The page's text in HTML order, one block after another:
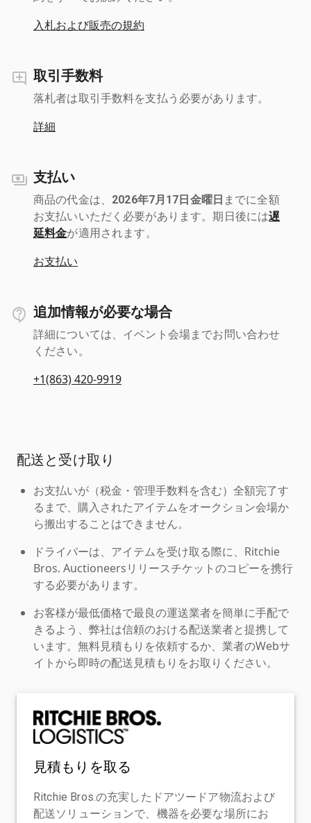
入札および販売の規約
取引手数料
落札者は取引手数料を支払う必要があります。
詳細
支払い
商品の代金は、 2026年7月17日金曜日 までに全額
お支払いいただく必要があります。期日後には遅
延料金が適用されます。
お支払い
追加情報が必要な場合
詳細については、イベント会場までお問い合わせ
ください。
+1(863) 420-9919
配送と受け取り
お支払いが（税金・管理手数料を含む）全額完了す
るまで、購入されたアイテムをオークション会場か
ら搬出することはできません。
ドライバーは、アイテムを受け取る際に、Ritchie
Bros. Auctioneersリリースチケットのコピーを携行
する必要があります。
お客様が最低価格で最良の運送業者を簡単に手配で
きるよう、弊社は信頼のおける配送業者と提携して
います。無料見積もりを依頼するか、業者のWebサ
イトから即時の配送見積もりをお取りください。
見積もりを取る
Ritchie Bros.の充実したドアツードア物流および
配送ソリューションで、機器を必要な場所にお